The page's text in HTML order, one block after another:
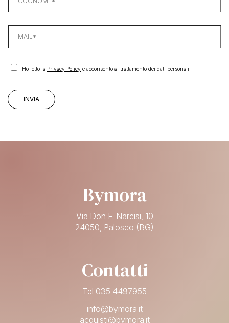
Ho letto la Privacy Policy e acconsento al trattamento dei dati personali
Bymora
Via Don F. Narcisi, 10
24050, Palosco (BG)
Contatti
Tel 035 4497955
info@bymora.it
acquisti@bymora.it